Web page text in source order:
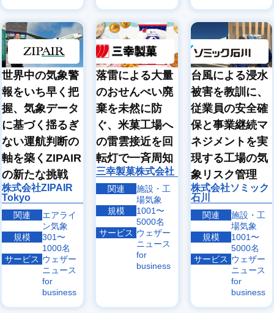
世界中の気象警
報をいち早く把
握、気象データ
に基づく揺るぎ
ない運航判断の
軸を築くZIPAIR
の新たな挑戦
株式会社ZIPAIR
Tokyo
関連
エアライ
ン気象
規模
301〜
1000名
サービス ウェザー
ニュース
for
business
落雷による大量
のおせんべい廃
棄を未然に防
ぐ、米菓工場へ
の雷雲接近を回
転灯で一斉周知
三幸製菓株式会社
関連
施設・工
場気象
規模
1001〜
5000名
サービス ウェザー
ニュース
for
business
台風による浸水
被害を教訓に、
従業員の安全確
保と事業継続マ
ネジメントを実
現する工場の気
象リスク管理
株式会社ソミック
石川
関連
施設・工
場気象
規模
1001〜
5000名
サービス ウェザー
ニュース
for
business